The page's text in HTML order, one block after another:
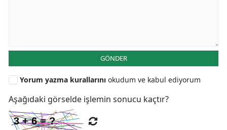
GÖNDER
Yorum yazma kurallarını okudum ve kabul ediyorum
Aşağıdaki görselde işlemin sonucu kaçtır?